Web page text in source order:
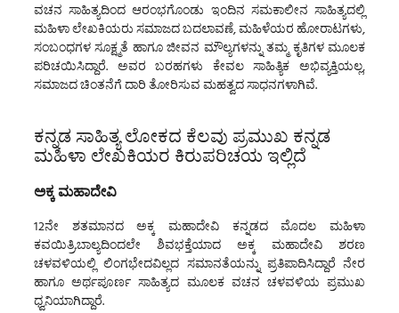
ವಚನ ಸಾಹಿತ್ಯದಿಂದ ಆರಂಭಗೊಂಡು ಇಂದಿನ ಸಮಕಾಲೀನ ಸಾಹಿತ್ಯದಲ್ಲಿ
ಮಹಿಳಾ ಲೇಖಕಿಯರು ಸಮಾಜದ ಬದಲಾವಣೆ, ಮಹಿಳೆಯರ ಹೋರಾಟಗಳು,
ಸಂಬಂಧಗಳ ಸೂಕ್ಷ್ಮತೆ ಹಾಗೂ ಜೀವನ ಮೌಲ್ಯಗಳನ್ನು ತಮ್ಮ ಕೃತಿಗಳ ಮೂಲಕ
ಪರಿಚಯಿಸಿದ್ದಾರೆ. ಅವರ ಬರಹಗಳು ಕೇವಲ ಸಾಹಿತ್ಯಿಕ ಅಭಿವ್ಯಕ್ತಿಯಲ್ಲ,
ಸಮಾಜದ ಚಿಂತನೆಗೆ ದಾರಿ ತೋರಿಸುವ ಮಹತ್ವದ ಸಾಧನಗಳಾಗಿವೆ.
ಕನ್ನಡ ಸಾಹಿತ್ಯ ಲೋಕದ ಕೆಲವು ಪ್ರಮುಖ ಕನ್ನಡ
ಮಹಿಳಾ ಲೇಖಕಿಯರ ಕಿರುಪರಿಚಯ ಇಲ್ಲಿದೆ
ಅಕ್ಕ ಮಹಾದೇವಿ
12ನೇ ಶತಮಾನದ ಅಕ್ಕ ಮಹಾದೇವಿ ಕನ್ನಡದ ಮೊದಲ ಮಹಿಳಾ
ಕವಯಿತ್ರಿ.ಬಾಲ್ಯದಿಂದಲೇ ಶಿವಭಕ್ತೆಯಾದ ಅಕ್ಕ ಮಹಾದೇವಿ ಶರಣ
ಚಳವಳಿಯಲ್ಲಿ ಲಿಂಗಭೇದವಿಲ್ಲದ ಸಮಾನತೆಯನ್ನು ಪ್ರತಿಪಾದಿಸಿದ್ದಾರೆ ನೇರ
ಹಾಗೂ ಅರ್ಥಪೂರ್ಣ ಸಾಹಿತ್ಯದ ಮೂಲಕ ವಚನ ಚಳವಳಿಯ ಪ್ರಮುಖ
ಧ್ವನಿಯಾಗಿದ್ದಾರೆ.